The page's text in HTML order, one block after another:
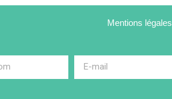
Mentions légales